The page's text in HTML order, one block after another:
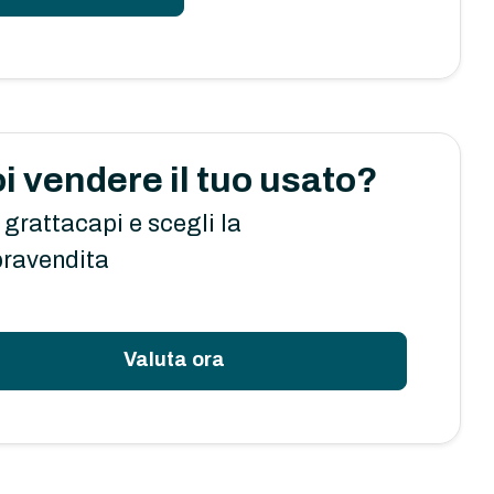
vendere il tuo usato?
e scegli la
Valuta ora